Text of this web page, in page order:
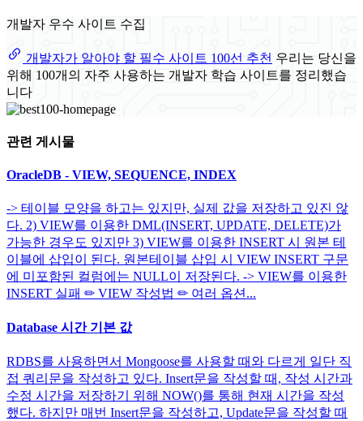
개발자 우수 사이트 수집
개발자가 알아야 할 필수 사이트 100선 추천 우리는 당신을
위해 100개의 자주 사용하는 개발자 학습 사이트를 정리했습
니다
관련 게시물
OracleDB - VIEW, SEQUENCE, INDEX
-> 테이블 모양을 하고는 있지만, 실제 값을 저장하고 있진 않
다. 2) VIEW를 이용한 DML(INSERT, UPDATE, DELETE)가
가능한 경우도 있지만 3) VIEW를 이용한 INSERT 시 원본 테
이블에 삽입이 된다. 원본테이블 삽입 시 VIEW INSERT 구문
에 미포함된 컬럼에는 NULL이 저장된다. -> VIEW를 이용한
INSERT 실패 ✏ VIEW 작성법 ✏ 여러 옵션...
Database 시간 기본 값
RDBS를 사용하면서 Mongoose를 사용할 때와 다르게 일단 직
접 쿼리문을 작성하고 있다. Insert문을 작성할 때, 작성 시간과
수정 시간을 저장하기 위해 NOW()를 통해 현재 시간을 작성
했다. 하지만 매번 Insert문을 작성하고, Update문을 작성할 때